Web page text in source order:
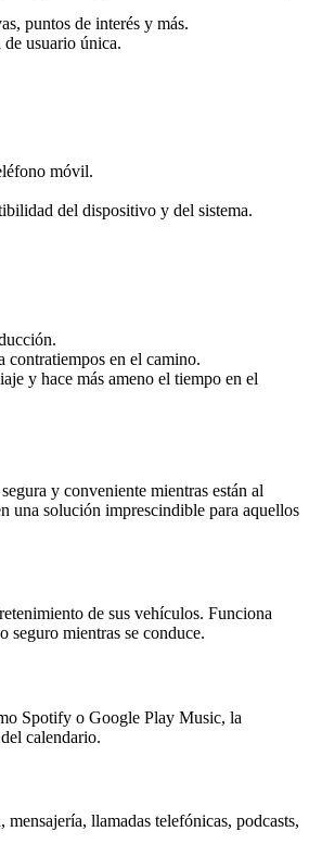
puntos de interés y más.
usuario única.
móvil.
del dispositivo y del sistema.
en el camino.
y hace más ameno el tiempo en el
y conveniente mientras están al
una solución imprescindible para aquellos
de sus vehículos. Funciona
seguro mientras se conduce.
Spotify o Google Play Music, la
calendario.
llamadas telefónicas, podcasts,